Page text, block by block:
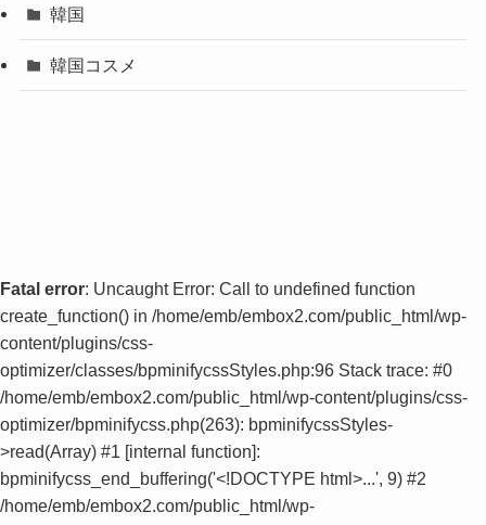
韓国
韓国コスメ
Fatal error: Uncaught Error: Call to undefined function
create_function() in /home/emb/embox2.com/public_html/wp-
content/plugins/css-
optimizer/classes/bpminifycssStyles.php:96 Stack trace: #0
/home/emb/embox2.com/public_html/wp-content/plugins/css-
optimizer/bpminifycss.php(263): bpminifycssStyles-
>read(Array) #1 [internal function]:
bpminifycss_end_buffering('<!DOCTYPE html>...', 9) #2
/home/emb/embox2.com/public_html/wp-